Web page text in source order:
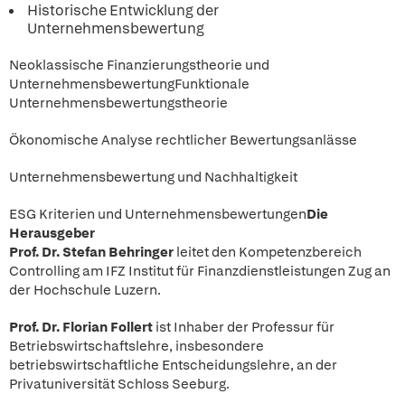
Historische Entwicklung der
Unternehmensbewertung
Neoklassische Finanzierungstheorie und
UnternehmensbewertungFunktionale
Unternehmensbewertungstheorie
Ökonomische Analyse rechtlicher Bewertungsanlässe
Unternehmensbewertung und Nachhaltigkeit
ESG Kriterien und UnternehmensbewertungenDie
Herausgeber
Prof. Dr. Stefan Behringer leitet den Kompetenzbereich
Controlling am IFZ Institut für Finanzdienstleistungen Zug an
der Hochschule Luzern.
Prof. Dr. Florian Follert ist Inhaber der Professur für
Betriebswirtschaftslehre, insbesondere
betriebswirtschaftliche Entscheidungslehre, an der
Privatuniversität Schloss Seeburg.